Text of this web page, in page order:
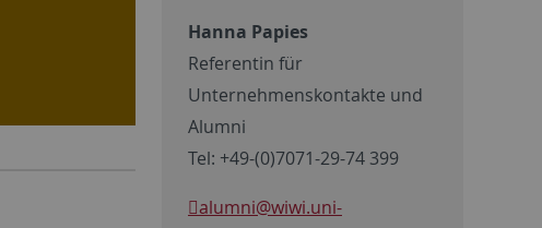
Hanna Papies
Referentin für
Unternehmenskontakte und
Alumni
Tel: +49-(0)7071-29-74 399
alumni@wiwi.uni-